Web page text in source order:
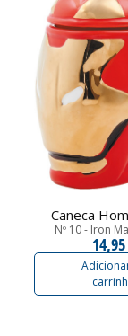
Caneca
Nº 10 - Iron